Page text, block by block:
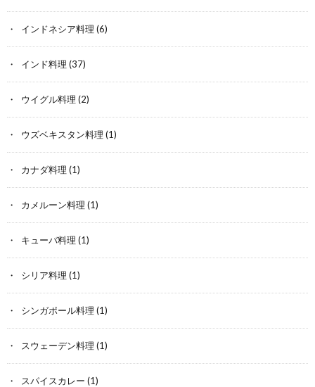
インドネシア料理 (6)
インド料理 (37)
ウイグル料理 (2)
ウズベキスタン料理 (1)
カナダ料理 (1)
カメルーン料理 (1)
キューバ料理 (1)
シリア料理 (1)
シンガポール料理 (1)
スウェーデン料理 (1)
スパイスカレー (1)